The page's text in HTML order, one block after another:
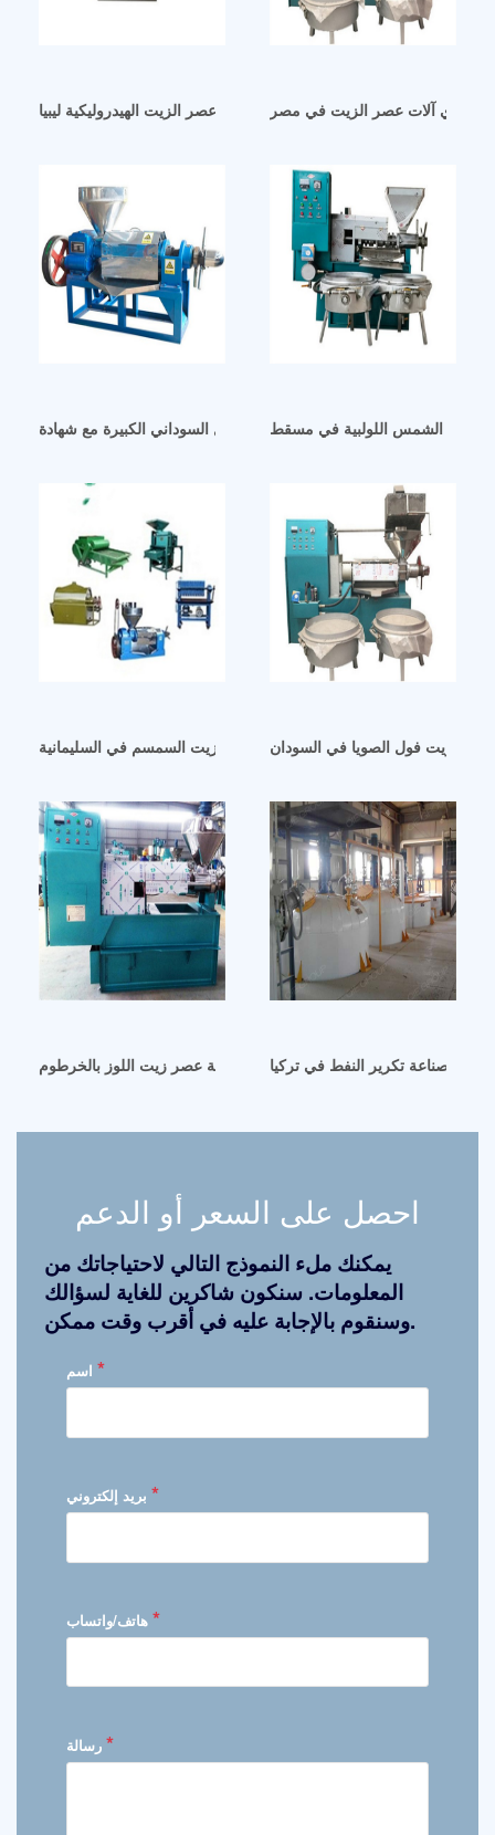
آلة عصر الزيت الهيدروليكية ليبيا آلات عصر الزيت في مصر
آلة ضغط زيت الفول السوداني الكبيرة مع شهادة CE في القاهرة
عباد الشمس اللولبية في مسقط
آلة استخلاص زيت السمسم في السليمانيةآلة زيت فول الصويا في السودان
آلة عصر زيت اللوز بالخرطوم صناعة تكرير النفط في تركيا
احصل على السعر أو الدعم
يمكنك ملء النموذج التالي لاحتياجاتك من
المعلومات. سنكون شاكرين للغاية لسؤالك
وسنقوم بالإجابة عليه في أقرب وقت ممكن.
*
*
*
*